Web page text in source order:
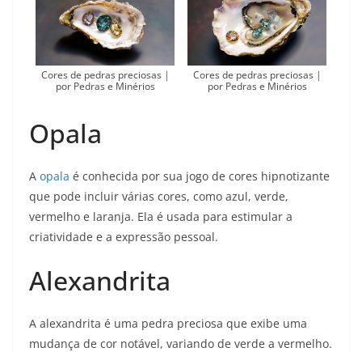
Cores de pedras preciosas |
por Pedras e Minérios
Cores de pedras preciosas |
por Pedras e Minérios
Opala
A opala é conhecida por sua jogo de cores hipnotizante
que pode incluir várias cores, como azul, verde,
vermelho e laranja. Ela é usada para estimular a
criatividade e a expressão pessoal.
Alexandrita
A alexandrita é uma pedra preciosa que exibe uma
mudança de cor notável, variando de verde a vermelho.